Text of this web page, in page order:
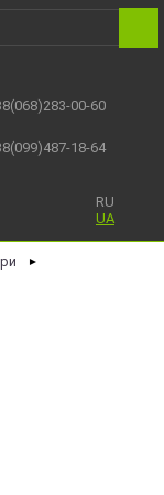
00-60
18-64
RU
UA
►